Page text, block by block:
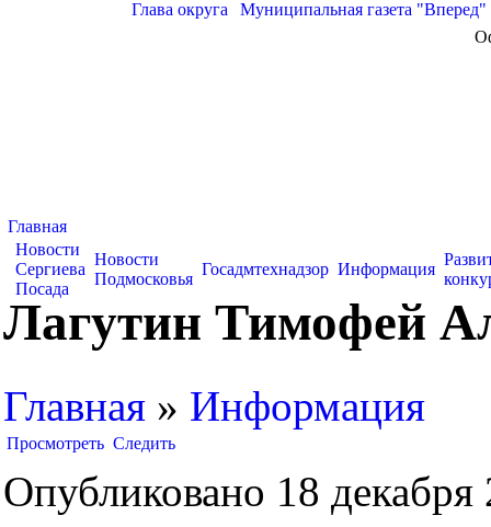
Глава округа Муниципальная газета "Вперед"
Главная
Новости
Сергиева
Посада
Новости
Подмосковья
Госадмтехнадзор Информация
Лагутин Тимофей
Главная » Информация
Просмотреть Следить
Опубликовано 18 декабря